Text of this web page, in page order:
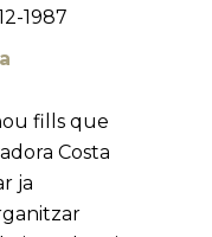
1987
fills que
Costa
ja